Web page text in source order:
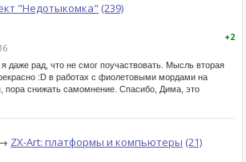
"Недотыкомка" (239)
+2
даже рад, что не смог поучаствовать. Мысль вторая
:D в работах с фиолетовыми мордами на
пора снижать самомнение. Спасибо, Дима, это
ZX-Art: платформы и компьютеры (21)